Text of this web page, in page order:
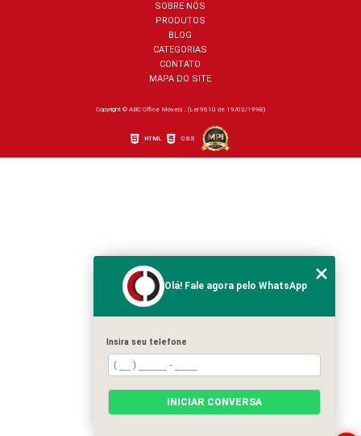
SOBRE NÓS
PRODUTOS
BLOG
CATEGORIAS
CONTATO
MAPA DO SITE
Copyright © ABC Office Móveis . (Lei 9610 de 19/02/1998)
HTML CSS
Olá! Fale agora pelo WhatsApp
Insira seu telefone
INICIAR CONVERSA